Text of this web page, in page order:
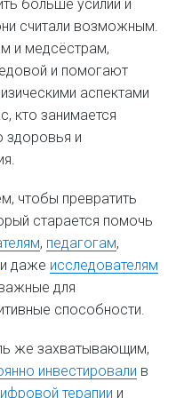
больше усилий и
считали возможным.
и медсёстрам,
и помогают
аспектами
кто занимается
здоровья и
чтобы превратить
старается помочь
, педагогам,
и даже исследователям
для
способности.
же захватывающим,
инвестировали в
терапии и